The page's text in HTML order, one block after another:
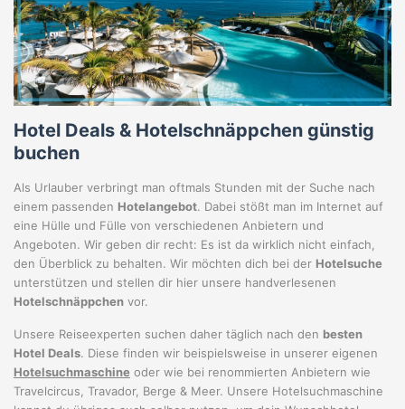
Hotel Deals & Hotelschnäppchen günstig
buchen
Als Urlauber verbringt man oftmals Stunden mit der Suche nach
einem passenden Hotelangebot. Dabei stößt man im Internet auf
eine Hülle und Fülle von verschiedenen Anbietern und
Angeboten. Wir geben dir recht: Es ist da wirklich nicht einfach,
den Überblick zu behalten. Wir möchten dich bei der Hotelsuche
unterstützen und stellen dir hier unsere handverlesenen
Hotelschnäppchen vor.
Unsere Reiseexperten suchen daher täglich nach den besten
Hotel Deals. Diese finden wir beispielsweise in unserer eigenen
Hotelsuchmaschine oder wie bei renommierten Anbietern wie
Travelcircus, Travador, Berge & Meer. Unsere Hotelsuchmaschine